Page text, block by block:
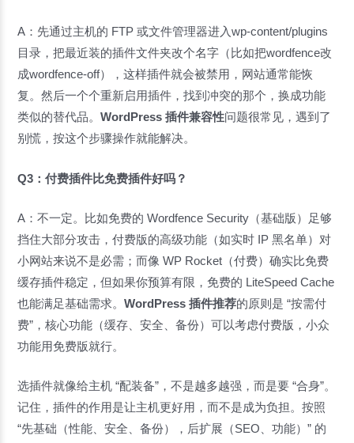
A：先通过主机的 FTP 或文件管理器进入wp-content/plugins
目录，把最近装的插件文件夹改个名字（比如把wordfence改
成wordfence-off），这样插件就会被禁用，网站通常能恢
复。然后一个个重新启用插件，找到冲突的那个，换成功能
类似的替代品。WordPress 插件兼容性问题很常见，遇到了
别慌，按这个步骤操作就能解决。
Q3：付费插件比免费插件好吗？
A：不一定。比如免费的 Wordfence Security（基础版）足够
挡住大部分攻击，付费版的高级功能（如实时 IP 黑名单）对
小网站来说不是必需；而像 WP Rocket（付费）确实比免费
缓存插件稳定，但如果你预算有限，免费的 LiteSpeed Cache
也能满足基础需求。WordPress 插件推荐的原则是 “按需付
费”，核心功能（缓存、安全、备份）可以考虑付费版，小众
功能用免费版就行。
选插件就像给主机 “配装备”，不是越多越强，而是要 “合身”。
记住，插件的作用是让主机更好用，而不是成为负担。按照
“先基础（性能、安全、备份），后扩展（SEO、功能）” 的